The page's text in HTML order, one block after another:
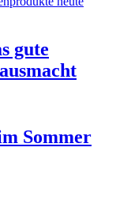
gute
Sommer